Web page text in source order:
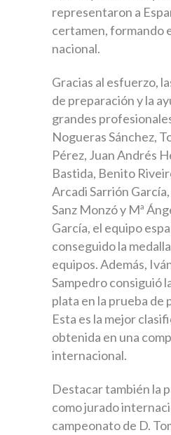
representaron a
certamen, formando
nacional.
Gracias al esfuerzo,
de preparación y la
grandes
Nogueras Sánchez,
Pérez, Juan Andrés
Bastida, Benito
Arcadi Sarrión
Sanz Monzó y Mª
García, el equipo
conseguido la
equipos. Además,
Sampedro consiguió
plata en la prueba de
Esta es la mejor
obtenida en una
internacional.
Destacar también la
como jurado
campeonato de D.